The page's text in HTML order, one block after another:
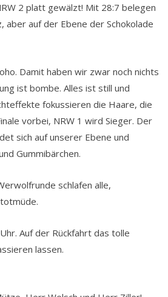
2 platt gewälzt! Mit 28:7 belegen
aber auf der Ebene der Schokolade
Damit haben wir zwar noch nichts
ist bombe. Alles ist still und
fokussieren die Haare, die
vorbei, NRW 1 wird Sieger. Der
sich auf unserer Ebene und
Gummibärchen.
schlafen alle,
Auf der Rückfahrt das tolle
lassen.